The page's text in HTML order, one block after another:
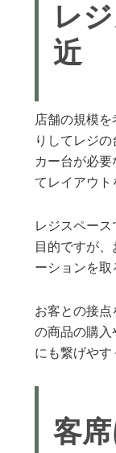
レ
近
店舗の規模
りしてレジ
カー台が必要
てレイアウト
レジスペー
目的ですが
ーションを取
お客との接
の商品の購入
にも繋げやす
客